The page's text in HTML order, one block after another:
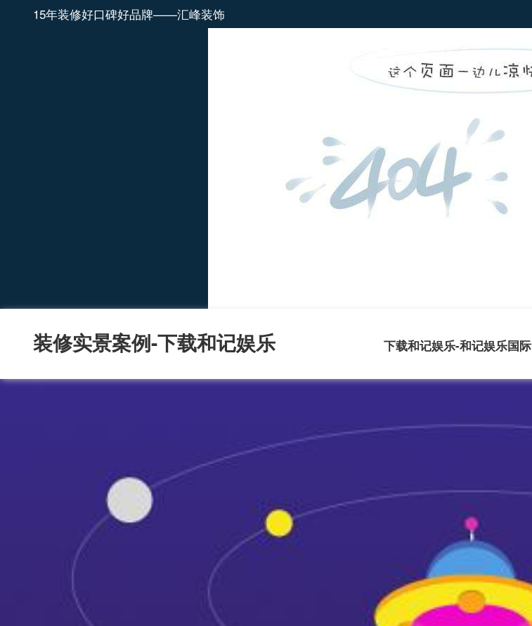
15年装修好口碑好品牌——汇峰装饰
装修实景案例-下载和记娱乐 下载和记娱乐-和记娱乐国际